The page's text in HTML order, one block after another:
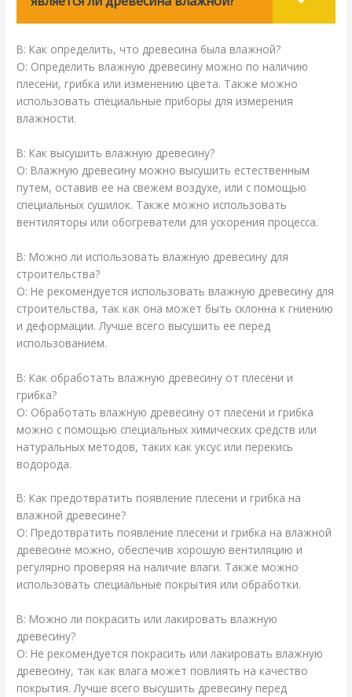
В: Как определить, что древесина была влажной?
О: Определить влажную древесину можно по наличию
плесени, грибка или изменению цвета. Также можно
использовать специальные приборы для измерения
влажности.
В: Как высушить влажную древесину?
О: Влажную древесину можно высушить естественным
путем, оставив ее на свежем воздухе, или с помощью
специальных сушилок. Также можно использовать
вентиляторы или обогреватели для ускорения процесса.
В: Можно ли использовать влажную древесину для
строительства?
О: Не рекомендуется использовать влажную древесину для
строительства, так как она может быть склонна к гниению
и деформации. Лучше всего высушить ее перед
использованием.
В: Как обработать влажную древесину от плесени и
грибка?
О: Обработать влажную древесину от плесени и грибка
можно с помощью специальных химических средств или
натуральных методов, таких как уксус или перекись
водорода.
В: Как предотвратить появление плесени и грибка на
влажной древесине?
О: Предотвратить появление плесени и грибка на влажной
древесине можно, обеспечив хорошую вентиляцию и
регулярно проверяя на наличие влаги. Также можно
использовать специальные покрытия или обработки.
В: Можно ли покрасить или лакировать влажную
древесину?
О: Не рекомендуется покрасить или лакировать влажную
древесину, так как влага может повлиять на качество
покрытия. Лучше всего высушить древесину перед